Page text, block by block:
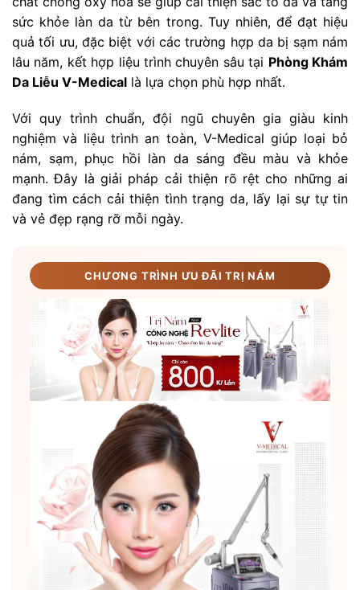
sức khỏe làn da từ bên trong. Tuy nhiên, để đạt hiệu
quả tối ưu, đặc biệt với các trường hợp da bị sạm nám
lâu năm, kết hợp liệu trình chuyên sâu tại Phòng Khám
Da Liễu V-Medical là lựa chọn phù hợp nhất.
Với quy trình chuẩn, đội ngũ chuyên gia giàu kinh
nghiệm và liệu trình an toàn, V-Medical giúp loại bỏ
nám, sạm, phục hồi làn da sáng đều màu và khỏe
mạnh. Đây là giải pháp cải thiện rõ rệt cho những ai
đang tìm cách cải thiện tình trạng da, lấy lại sự tự tin
và vẻ đẹp rạng rỡ mỗi ngày.
CHƯƠNG TRÌNH ƯU ĐÃI TRỊ NÁM